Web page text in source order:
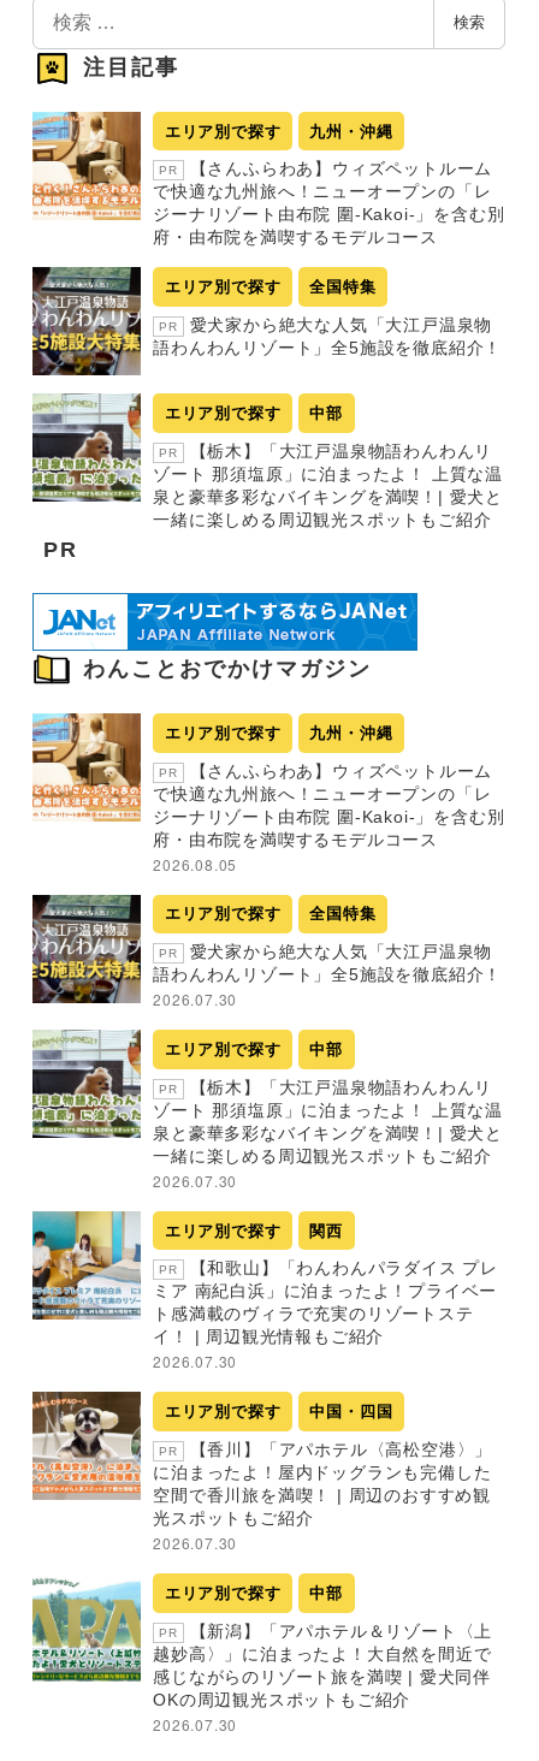
検
索
検索
注目記事
エリア別で探す 九州・沖縄
PR
【さんふらわあ】ウィズペットルーム
で快適な九州旅へ！ニューオープンの「レ
ジーナリゾート由布院 圍-Kakoi-」を含む別
府・由布院を満喫するモデルコース
エリア別で探す 全国特集
PR
愛犬家から絶大な人気「大江戸温泉物
語わんわんリゾート」全5施設を徹底紹介！
エリア別で探す 中部
PR
【栃木】「大江戸温泉物語わんわんリ
ゾート 那須塩原」に泊まったよ！ 上質な温
泉と豪華多彩なバイキングを満喫！| 愛犬と
一緒に楽しめる周辺観光スポットもご紹介
PR
わんことおでかけマガジン
エリア別で探す 九州・沖縄
PR
【さんふらわあ】ウィズペットルーム
で快適な九州旅へ！ニューオープンの「レ
ジーナリゾート由布院 圍-Kakoi-」を含む別
府・由布院を満喫するモデルコース
2026.08.05
エリア別で探す 全国特集
PR
愛犬家から絶大な人気「大江戸温泉物
語わんわんリゾート」全5施設を徹底紹介！
2026.07.30
エリア別で探す 中部
PR
【栃木】「大江戸温泉物語わんわんリ
ゾート 那須塩原」に泊まったよ！ 上質な温
泉と豪華多彩なバイキングを満喫！| 愛犬と
一緒に楽しめる周辺観光スポットもご紹介
2026.07.30
エリア別で探す 関西
PR
【和歌山】「わんわんパラダイス プレ
ミア 南紀白浜」に泊まったよ！プライベー
ト感満載のヴィラで充実のリゾートステ
イ！ | 周辺観光情報もご紹介
2026.07.30
エリア別で探す 中国・四国
PR
【香川】「アパホテル〈高松空港〉」
に泊まったよ！屋内ドッグランも完備した
空間で香川旅を満喫！ | 周辺のおすすめ観
光スポットもご紹介
2026.07.30
エリア別で探す 中部
PR
【新潟】「アパホテル＆リゾート〈上
越妙高〉」に泊まったよ！大自然を間近で
感じながらのリゾート旅を満喫 | 愛犬同伴
OKの周辺観光スポットもご紹介
2026.07.30